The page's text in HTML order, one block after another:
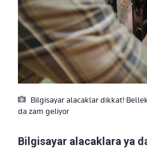
Bilgisayar alacaklar dikkat!
da zam geliyor
Bilgisayar alacaklara ya